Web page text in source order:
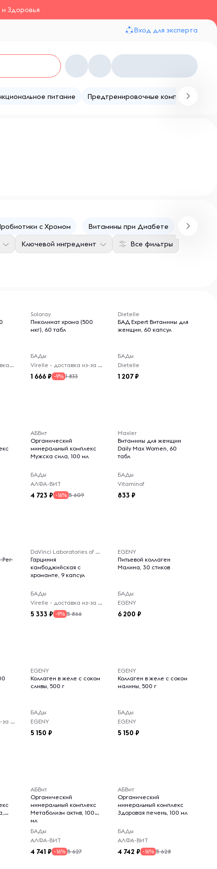
Здоровья
Вход для эксперта
питание Предтренировочные комплексы
c Хромом Витамины при Диабете
Все фильтры
Ключевой ингредиент
PrimeHealth - доставка из-за рубежа
Solaray
Пиколинат хрома (500
мкг), 60 табл
БАДы
Virelle - доставка из-за рубежа
1 666 -9% 1 833
Dietelle
БАД Expert Витамины для
женщин, 60 капсул
БАДы
Dietelle
1 207
АБВит
Органический
минеральный комплекс
Мужска сила, 100 мл
БАДы
АЛФА-ВИТ
4 723 -16% 5 609
Maxler
Витамины для женщин
Daily Max Women, 60
табл
БАДы
Vitaminof
833
Per-
DaVinci Laboratories of Vermont
Гарциния
камбоджийская с
хромамте, 9 капсул
БАДы
Virelle - доставка из-за рубежа
5 333 -9% 5 866
EGENY
Питьевой коллаген
Малина, 30 стиков
БАДы
EGENY
6 200
Virelle - доставка из-за рубежа
EGENY
Коллаген в желе с соком
сливы, 500 г
БАДы
EGENY
5 150
EGENY
Коллаген в желе с соком
малины, 500 г
БАДы
EGENY
5 150
АБВит
Органический
минеральный комплекс
Метаболизм актив, 100
мл
БАДы
АЛФА-ВИТ
4 741 -16% 5 627
АБВит
Органический
минеральный комплекс
Здоровая печень, 100 мл
БАДы
АЛФА-ВИТ
4 742 -16% 5 628